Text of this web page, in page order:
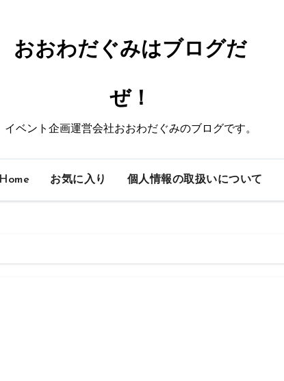
おおわだぐみはブログだ
ぜ！
イベント企画運営会社おおわだぐみのブログです。
Home お気に入り 個人情報の取扱いについて